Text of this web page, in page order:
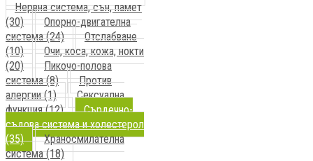
Нервна система, сън, памет
(30)
Опорно-двигателна
система (24)
Отслабване
(10)
Очи, коса, кожа, нокти
(20)
Пикочо-полова
система (8)
Против
алергии (1)
Сексуална
функция (12)
Сърдечно-
съдова система и холестерол
(35)
Храносмилателна
система (18)